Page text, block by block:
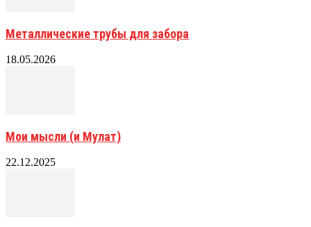
Металлические трубы для забора
18.05.2026
Мои мысли (и Мулат)
22.12.2025